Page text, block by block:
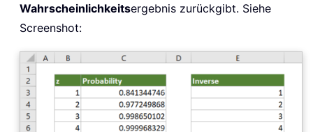
Wahrscheinlichkeitsergebnis zurückgibt. Siehe
Screenshot: